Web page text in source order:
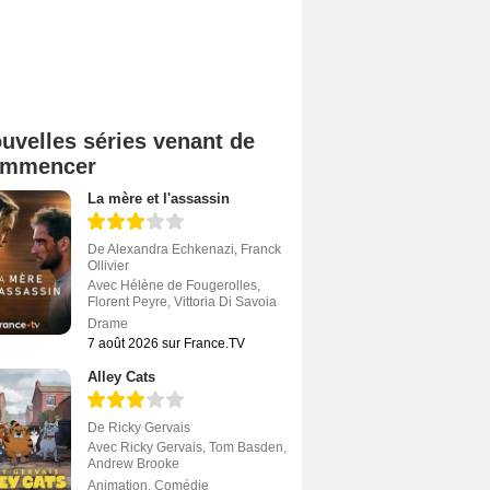
séries venant de
La mère et l'assassin
De Alexandra Echkenazi, Franck
Ollivier
Avec Hélène de Fougerolles,
Florent Peyre, Vittoria Di Savoia
Drame
7 août 2026 sur France.TV
Alley Cats
De Ricky Gervais
Avec Ricky Gervais, Tom Basden,
Andrew Brooke
Animation, Comédie